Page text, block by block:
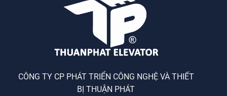
CÔNG TY CP PHÁT TRIỂN CÔNG NGHỆ VÀ THIẾT
BỊ THUẬN PHÁT